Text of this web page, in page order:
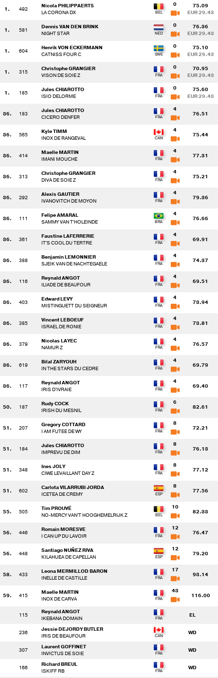
1. 492
Nicola PHILIPPAERTS
LA CORONA DX
0 75.09
EUR 29.43
1. 581
Dennis VAN DEN BRINK
NIGHT STAR
0 76.36
EUR 29.43
1. 604
Henrik VON ECKERMANN
CATNISS FOUR C
0 75.10
EUR 29.43
1. 315
Christophe GRANGIER
VISON DE SOIE Z
0 70.95
EUR 29.43
1. 185
Jules CHIAROTTO
ISIO DELORME
0 75.60
EUR 29.43
36. 183
Jules CHIAROTTO
CICERO DENFER
4
76.51
36. 565
Kyle TIMM
INOX DE RANGEVAL
4
75.44
36. 414
Maelle MARTIN
IMANI MOUCHE
4
77.31
36. 313
Christophe GRANGIER
DIVA DE SOIE Z
4
75.21
36. 292
Alexis GAUTIER
IVANOVITCH DE MOYON
4
79.36
36. 111
Felipe AMARAL
SAMMY VAN T'HOLEINDE
4
76.66
36. 361
Faustine LAFERRERIE
IT'S COOL DU TERTRE
4
69.91
36. 388
Benjamin LEMONNIER
SJEIK VAN DE NACHTEGAELE
4
74.37
36. 116
Reynald ANGOT
ILIADE DE BEAUFOUR
4
69.51
36. 403
Edward LEVY
MISTINGUETT DU SEIGNEUR
4
73.94
36. 385
Vincent LEBOEUF
ISRAEL DE RONIE
4
73.81
36. 379
Nicolas LAYEC
NAMUR Z
4
76.57
36. 619
Bilal ZARYOUH
IN THE STARS DU CEDRE
4
69.79
36. 117
Reynald ANGOT
IRIS D'IVRAIE
4
69.40
50. 187
Rudy COCK
IRISH DU MESNIL
6
82.61
51. 207
Gregory COTTARD
I AM FUTEE DE WY
8
72.21
51. 184
Jules CHIAROTTO
IMPREVU DE DIM
8
76.13
51. 348
Ines JOLY
CIWE LEVAILLANT DAY Z
8
77.12
51. 602
Carlota VILARRUBI JORDA
ICETEA DE CREMY
8
77.56
55. 505
Tim PROUVÉ
NO-MERCY VAN'T HOOGHEMELRIJK Z
10
82.33
56. 446
Romain MORESVE
I CAN UP DU LAVOIR
12
76.47
56. 448
Santiago NUÑEZ RIVA
KILAHUEA DE CAPELLAN
12
79.20
58. 433
Leona MERMILLOD BARON
INELLE DE CASTILLE
17
93.14
59. 415
Maelle MARTIN
INOX DE CARVA
43
116.00
115
Reynald ANGOT
IKEBANA DOMAIN
EL
236
Jessie DEJORDY BUTLER
IRIS DE BEAUFOUR
WD
307
Laurent GOFFINET
INVICTUS DE SOIE
WD
166
Richard BREUL
ISKIFF RB
WD